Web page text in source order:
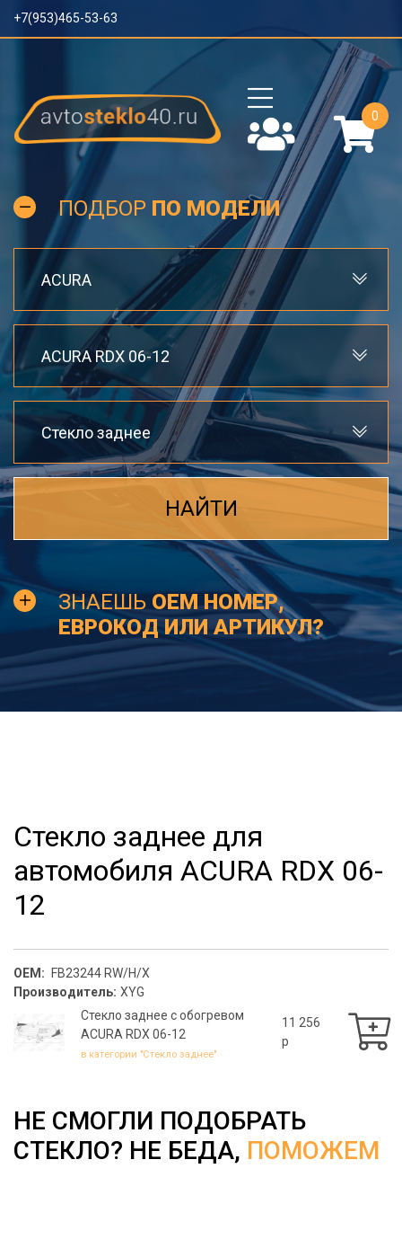
+7(953)465-53-63
0
ПОДБОР ПО МОДЕЛИ
ACURA
ACURA RDX 06-12
Стекло заднее
НАЙТИ
ЗНАЕШЬ OEM НОМЕР,
ЕВРОКОД ИЛИ АРТИКУЛ?
Стекло заднее для
автомобиля ACURA RDX 06-
12
OEM:
FB23244 RW/H/X
Производитель: XYG
Стекло заднее с обогревом
ACURA RDX 06-12
в категории "Стекло заднее"
11 256
p
НЕ СМОГЛИ ПОДОБРАТЬ
СТЕКЛО? НЕ БЕДА, ПОМОЖЕМ